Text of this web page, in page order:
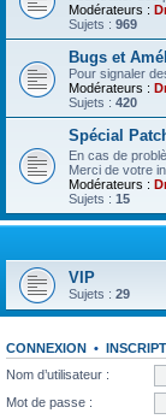
Modérateurs :
Sujets : 969
Bugs et
Pour signaler
Modérateurs :
Sujets : 420
Spécial
En cas de
Merci de votre
Modérateurs :
Sujets : 15
VIP
Sujets : 29
CONNEXION •
Nom d’utilisateur :
Mot de passe :